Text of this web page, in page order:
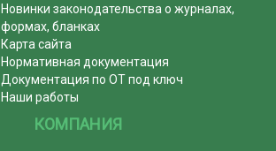
Новинки законодательства о журналах,
формах, бланках
Карта сайта
Нормативная документация
Документация по ОТ под ключ
Наши работы
КОМПАНИЯ